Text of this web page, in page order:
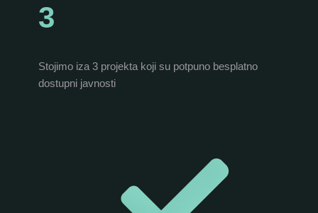
3
Stojimo iza 3 projekta koji su potpuno besplatno
dostupni javnosti